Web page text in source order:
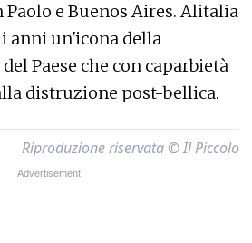
Paolo e Buenos Aires. Alitalia
anni un'icona della
Paese che con caparbietà
distruzione post-bellica.
Riproduzione riservata © Il Piccolo